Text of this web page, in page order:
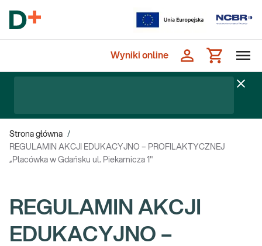
Wyniki online
Strona główna /
REGULAMIN AKCJI EDUKACYJNO – PROFILAKTYCZNEJ
„Placówka w Gdańsku ul. Piekarnicza 1"
REGULAMIN AKCJI
EDUKACYJNO –